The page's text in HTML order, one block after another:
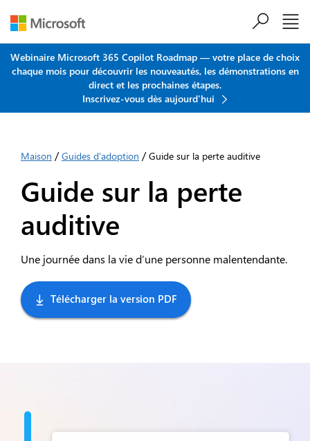
Webinaire Microsoft 365 Copilot Roadmap — votre place de choix
chaque mois pour découvrir les nouveautés, les démonstrations en
direct et les prochaines étapes.
Inscrivez-vous dès aujourd'hui
Maison /Guides d'adoption /Guide sur la perte auditive
Guide sur la perte
auditive
Une journée dans la vie d’une personne malentendante.
Télécharger la version PDF